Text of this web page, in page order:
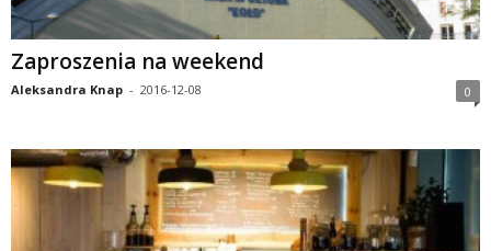
Zaproszenia na weekend
Aleksandra Knap - 2016-12-08 0